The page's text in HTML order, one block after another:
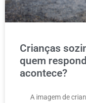
Crianças
quem
acontece?
A imagem de